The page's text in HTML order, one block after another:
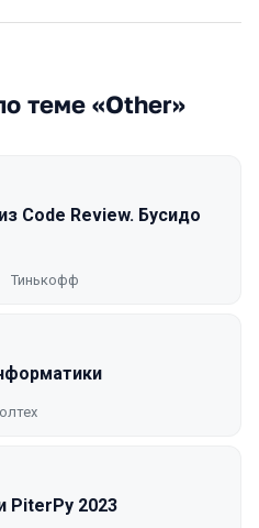
теме «Other»
Code Review. Бусидо
Тинькофф
PiterPy 2023